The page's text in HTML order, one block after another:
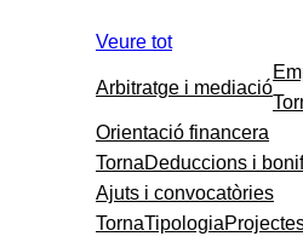
Veure tot
Arbitratge i mediació
Orientació financera
TornaDeduccions i
Ajuts i convocatòries
TornaTipologia